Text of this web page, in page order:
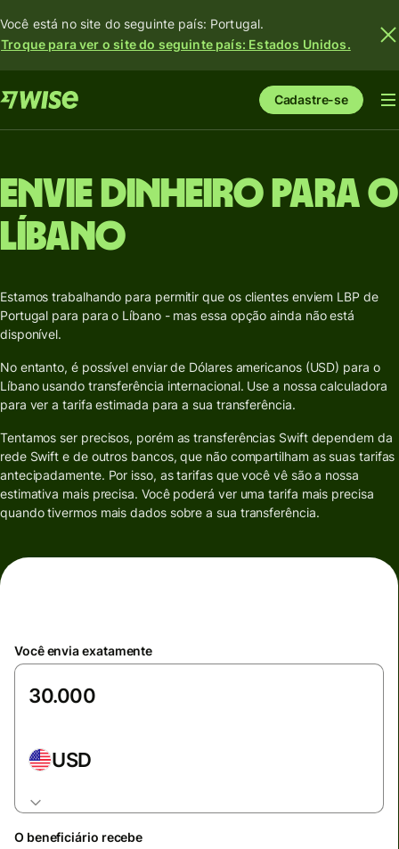
Você está no site do seguinte país: Portugal.
Troque para ver o site do seguinte país: Estados Unidos.
Cadastre-se
Envie dinheiro para o
Líbano
Estamos trabalhando para permitir que os clientes enviem LBP de
Portugal para para o Líbano - mas essa opção ainda não está
disponível.
No entanto, é possível enviar de Dólares americanos (USD) para o
Líbano usando transferência internacional. Use a nossa calculadora
para ver a tarifa estimada para a sua transferência.
Tentamos ser precisos, porém as transferências Swift dependem da
rede Swift e de outros bancos, que não compartilham as suas tarifas
antecipadamente. Por isso, as tarifas que você vê são a nossa
estimativa mais precisa. Você poderá ver uma tarifa mais precisa
quando tivermos mais dados sobre a sua transferência.
Você envia exatamente
USD
O beneficiário recebe